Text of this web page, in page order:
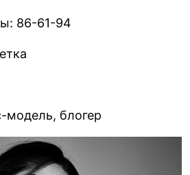
86-61-94
модель, блогер